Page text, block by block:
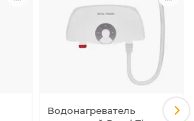
Водонагреватель